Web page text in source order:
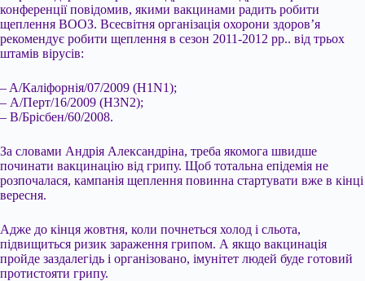
конференції повідомив, якими вакцинами радить робити
щеплення ВООЗ. Всесвітня організація охорони здоров’я
рекомендує робити щеплення в сезон 2011-2012 рр.. від трьох
штамів вірусів:
– A/Каліфорнія/07/2009 (H1N1);
– A/Перт/16/2009 (H3N2);
– В/Брісбен/60/2008.
За словами Андрія Александріна, треба якомога швидше
починати вакцинацію від грипу. Щоб тотальна епідемія не
розпочалася, кампанія щеплення повинна стартувати вже в кінці
вересня.
Адже до кінця жовтня, коли почнеться холод і сльота,
підвищиться ризик зараження грипом. А якщо вакцинація
пройде заздалегідь і організовано, імунітет людей буде готовий
протистояти грипу.